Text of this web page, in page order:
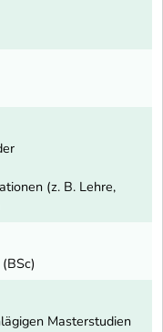
Link
(z. B. Lehre,
Masterstudien